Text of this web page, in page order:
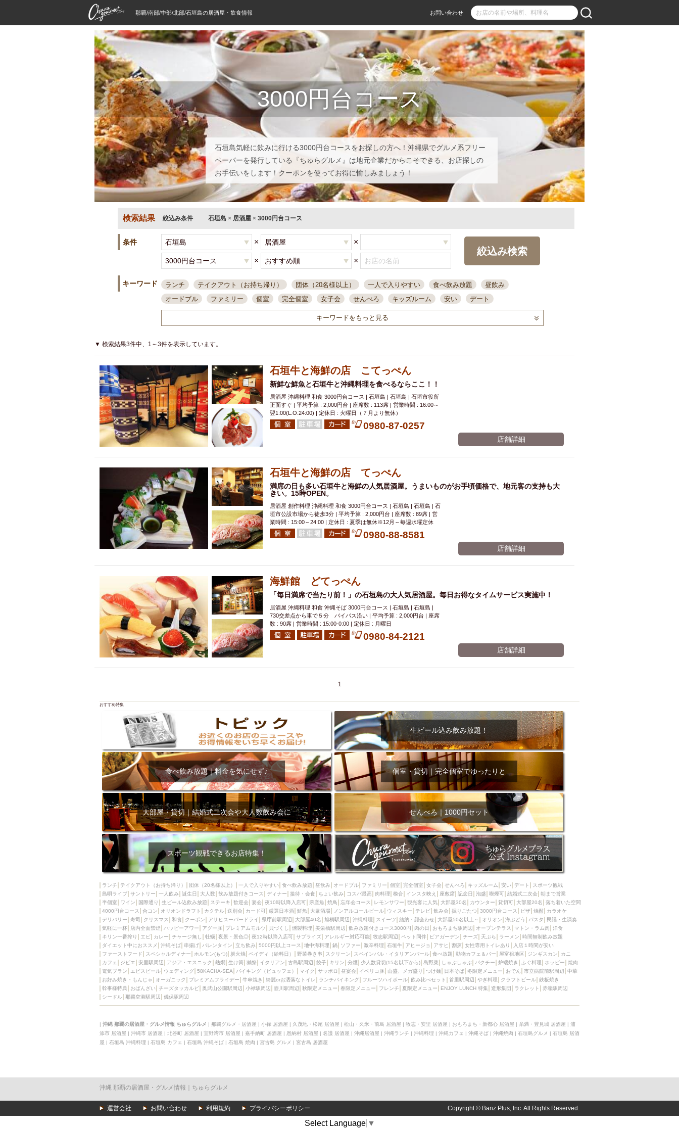
那覇/南部/中部/北部/石垣島の居酒屋・飲食情報 お問い合わせ
3000円台コース
石垣島気軽に飲みに行ける3000円台コースをお探しの方へ！沖縄県でグルメ系フリー
ペーパーを発行している『ちゅらグルメ』は地元企業だからこそできる、お店探しの
お手伝いをします！クーポンを使ってお得に愉しみましょう！
検索結果 絞込み条件 石垣島 × 居酒屋 × 3000円台コース
条件 × ×
× ×
絞込み検索
キーワード ランチ テイクアウト（お持ち帰り） 団体（20名様以上） 一人で入りやすい 食べ飲み放題
昼飲み
オードブル
ファミリー 個室 完全個室 女子会 せんべろ キッズルーム 安い
デート
一人飲み 誕生日 大人数
接待・会食
ちょい飲み コスパ最高 肉料理 模合 インスタ映え 座敷席 記念日 泡盛
喫煙可
結婚式二次会
夜10時以降入店可
県産魚 焼鳥 忘年会コース レモンサワー 観光客に人気 大部屋30名
カウンター
貸切可
大部屋20名 落ち着いた空間 4000円台コース 合コン オリオンドラフト
カード可
厳選日本酒 鮮魚 大衆酒場 ノンアルコールビール ウィスキー
3000円台コース
ピザ 焼酎 カラオケ デリバリー 寿司 クリスマス 和食
アサヒスーパードライ
県庁前駅周辺 大部屋40名 旭橋駅周辺 沖縄料理
大部屋50名以上～
オリオン 海ぶどう パスタ 民謡・生演奏 気軽に一杯
ハッピーアワー
アグー豚
キリン一番搾り
エビ カレー チャージ無し 牡蠣 夜景・景色◎
アレルギー対応可能
牧志駅周辺 ペット同伴 ビアガーデン チーズ 天ぷら ラーメン
時間無制飲み放題
ダイエット中におススメ
沖縄そば 串揚げ バレンタイン
ソファー
激辛料理 石垣牛 アヒージョ アサヒ 割烹 女性専用トイレあり
ファーストフード
スペシャルディナー ホルモン(もつ) 炭火焼 ペイディ（給料日）
スクリーン
スペインバル・イタリアンバール 食べ放題 動物カフェ＆バー
イタリアン
古島駅周辺
餃子
キリン 分煙 少人数貸切(15名以下から) 島野菜 しゃぶしゃぶ パクチー 炉端焼き
ふぐ料理
ホッピー
電気ブラン エビスビール ウェディング
マイク
サッポロ 昼宴会 イベリコ豚 山盛、メガ盛り つけ麺 日本そば 冬限定メニュー
おでん
市立病院前駅周辺
中華 お好み焼き・もんじゃ オーガニック プレミアムフライデー
綺麗orお洒落なトイレ
ランチバイキング フルーツハイボール 飲み比べセット
クラフトビール
鉄板焼き 幹事様特典 おばんざい チーズタッカルビ 奥武山公園駅周辺
壺川駅周辺
秋限定メニュー
造形集団
ラクレット
赤嶺駅周辺 シードル 那覇空港駅周辺 儀保駅周辺
キーワードをもっと見る
▼ 検索結果3件中、1～3件を表示しています。
石垣牛と海鮮の店 こてっぺん
新鮮な鮮魚と石垣牛と沖縄料理を食べるならここ！！
居酒屋 沖縄料理 和食 3000円台コース | 石垣島 | 石垣島 | 石垣市役所
正面すぐ | 平均予算 : 2,000円台 | 座席数 : 113席 | 営業時間 : 16:00～
翌1:00(L.O.24:00) | 定休日 : 火曜日（７月より無休）
0980-87-0257
店舗詳細
石垣牛と海鮮の店 てっぺん
満席の日も多い石垣牛と海鮮の人気居酒屋。うまいものがお手頃価格で、地元客の支持も大
きい。15時OPEN。
居酒屋 創作料理 沖縄料理 和食 3000円台コース | 石垣島 | 石垣島 | 石
垣市公設市場から徒歩3分 | 平均予算 : 2,000円台 | 座席数 : 89席 | 営
業時間 : 15:00～24:00 | 定休日 : 夏季は無休※12月～毎週水曜定休
0980-88-8581
店舗詳細
海鮮館 どてっぺん
「毎日満席で当たり前！」の石垣島の大人気居酒屋。毎日お得なタイムサービス実施中！
居酒屋 沖縄料理 和食 沖縄そば 3000円台コース | 石垣島 | 石垣島 |
730交差点から車で５分 バイパス沿い | 平均予算 : 2,000円台 | 座席
数 : 90席 | 営業時間 : 15:00‐0:00 | 定休日 : 月曜日
0980-84-2121
店舗詳細
1
おすすめ特集
生ビール込み飲み放題！
食べ飲み放題｜料金を気にせず♪ 個室・貸切｜完全個室でゆったりと
大部屋・貸切｜結婚式二次会や大人数飲み会に せんべろ｜1000円セット
スポーツ観戦できるお店特集！
ランチ テイクアウト（お持ち帰り） 団体（20名様以上） 一人で入りやすい 食べ飲み放題 昼飲み オードブル ファミリー 個室 完全個室 女子会 せんべろ キッズルーム 安い デート
スポーツ観戦
島唄ライブ サントリー 一人飲み 誕生日 大人数 飲み放題付きコース ディナー 接待・会食 ちょい飲み コスパ最高 肉料理 模合 インスタ映え 座敷席 記念日 泡盛 喫煙可 結婚式二次会 朝まで営業
半個室
ワイン 国際通り 生ビール込飲み放題 ステーキ 歓迎会 宴会 夜10時以降入店可 県産魚 焼鳥 忘年会コース レモンサワー 観光客に人気 大部屋30名 カウンター 貸切可 大部屋20名
落ち着いた空間
4000円台コース
合コン オリオンドラフト カクテル 送別会 カード可 厳選日本酒 鮮魚 大衆酒場 ノンアルコールビール ウィスキー テレビ 飲み会 掘りごたつ 3000円台コース ピザ 焼酎
カラオケ
デリバリー
寿司 クリスマス 和食 クーポン アサヒスーパードライ 県庁前駅周辺 大部屋40名 旭橋駅周辺 沖縄料理 スイーツ 結納・顔会わせ 大部屋50名以上～ オリオン 海ぶどう パスタ
民謡・生演奏
気軽に一杯
店内全面禁煙 ハッピーアワー アグー豚 プレミアムモルツ 貝づくし 燻製料理 美栄橋駅周辺 飲み放題付きコース3000円 肉の日 おもろまち駅周辺 オープンテラス マトン・ラム肉
洋食
キリン一番搾り
エビ カレー チャージ無し 牡蠣 夜景・景色◎ 夜12時以降入店可 サプライズ アレルギー対応可能 牧志駅周辺 ペット同伴 ビアガーデン チーズ 天ぷら ラーメン
時間無制飲み放題
ダイエット中におススメ
沖縄そば 串揚げ バレンタイン 立ち飲み 5000円以上コース 地中海料理 鍋 ソファー 激辛料理 石垣牛 アヒージョ アサヒ 割烹 女性専用トイレあり
入店１時間が安い
ファーストフード
スペシャルディナー ホルモン(もつ) 炭火焼 ペイディ（給料日） 野菜巻き串 スクリーン スペインバル・イタリアンバール 食べ放題 動物カフェ＆バー 屋富祖地区 ジンギスカン
カニ
カフェ
ジビエ 安里駅周辺 アジア・エスニック 熱燗 生け簀 獺祭 イタリアン 古島駅周辺 餃子 キリン 分煙 少人数貸切(15名以下から) 島野菜 しゃぶしゃぶ パクチー 炉端焼き ふぐ料理 ホッピー
焼肉
電気ブラン
エビスビール ウェディング 58KACHA-SEA バイキング（ビュッフェ） マイク サッポロ 昼宴会 イベリコ豚 山盛、メガ盛り つけ麺 日本そば 冬限定メニュー おでん 市立病院前駅周辺
中華
お好み焼き・もんじゃ
オーガニック プレミアムフライデー 牛串焼き 綺麗orお洒落なトイレ ランチバイキング フルーツハイボール 飲み比べセット 首里駅周辺 やぎ料理 クラフトビール 鉄板焼き
幹事様特典
おばんざい チーズタッカルビ 奥武山公園駅周辺 小禄駅周辺 壺川駅周辺 秋限定メニュー 春限定メニュー フレンチ 夏限定メニュー ENJOY LUNCH 特集 造形集団 ラクレット
赤嶺駅周辺
シードル 那覇空港駅周辺 儀保駅周辺
| 沖縄 那覇の居酒屋・グルメ情報 ちゅらグルメ | 那覇グルメ・居酒屋 | 小禄 居酒屋 | 久茂地・松尾 居酒屋 | 松山・久米・前島 居酒屋 | 牧志・安里 居酒屋 | おもろまち・新都心 居酒屋 | 糸満・豊見城 居酒屋 | 浦
添市 居酒屋 | 沖縄市 居酒屋 | 北谷町 居酒屋 | 宜野湾市 居酒屋 | 嘉手納町 居酒屋 | 恩納村 居酒屋 | 名護 居酒屋 | 沖縄居酒屋 | 沖縄ランチ | 沖縄料理 | 沖縄カフェ | 沖縄そば | 沖縄焼肉 | 石垣島グルメ | 石垣島 居酒
屋 | 石垣島 沖縄料理 | 石垣島 カフェ | 石垣島 沖縄そば | 石垣島 焼肉 | 宮古島 グルメ | 宮古島 居酒屋
沖縄 那覇の居酒屋・グルメ情報｜ちゅらグルメ
運営会社 お問い合わせ 利用規約 プライバシーポリシー Copyright © Banz Plus, Inc. All Rights Reserved.
Select Language ▼